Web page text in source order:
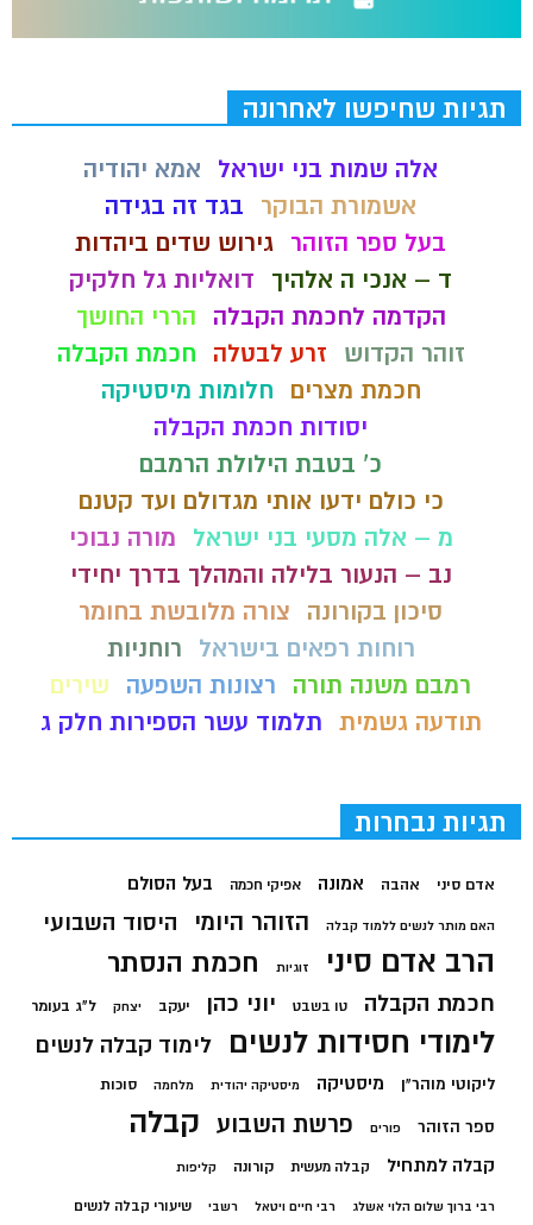
תגיות שחיפשו לאחרונה
אלה שמות בני ישראל
אמא יהודיה
אשמורת הבוקר
בגד זה בגידה
בעל ספר הזוהר גירוש שדים ביהדות
ד – אנכי ה אלהיך
דואליות גל חלקיק
הקדמה לחכמת הקבלה
הררי החושך
זוהר הקדוש
זרע לבטלה
חכמת הקבלה
חכמת מצרים
חלומות מיסטיקה
יסודות חכמת הקבלה
כ' בטבת הילולת הרמבם
כי כולם ידעו אותי מגדולם ועד קטנם
מ – אלה מסעי בני ישראל
מורה נבוכי
נב – הנעור בלילה והמהלך בדרך יחידי
סיכון בקורונה
צורה מלובשת בחומר
רוחות רפאים בישראל
רוחניות
רמבם משנה תורה
רצונות השפעה
שירים
תודעה גשמית תלמוד עשר הספירות חלק ג
תגיות נבחרות
אדם סיני אהבה אמונה אפיקי חכמה בעל הסולם
האם מותר לנשים ללמוד קבלה הזוהר היומי היסוד השבועי
הרב אדם סיני זוגיות חכמת הנסתר
חכמת הקבלה טו בשבט יוני כהן יעקב יצחק ל"ג בעומר
לימודי חסידות לנשים לימוד קבלה לנשים
ליקוטי מוהר"ן מיסטיקה מיסטיקה יהודית מלחמה סוכות
ספר הזוהר פורים פרשת השבוע קבלה
קבלה למתחיל קבלה מעשית קורונה קליפות
רבי ברוך שלום הלוי אשלג רבי חיים ויטאל רשבי שיעורי קבלה לנשים